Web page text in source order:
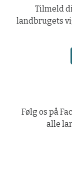
Tilmeld
landbrugets
Følg os på
alle